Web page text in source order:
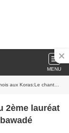
MENU
Ebawadé apporte des démentis
2ème lauréat